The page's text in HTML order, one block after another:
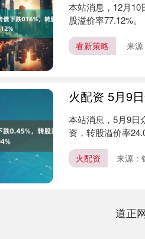
本站消息，12月10
股溢价率77.12%
睿新策略 来
火配资 5月9
本站消息，5月9日
资，转股溢价率
火配资 来源：
道正
1129.72 6.84